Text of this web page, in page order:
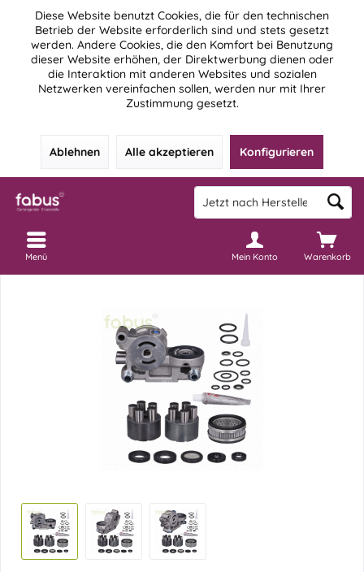
Diese Website benutzt Cookies, die für den technischen
Betrieb der Website erforderlich sind und stets gesetzt
werden. Andere Cookies, die den Komfort bei Benutzung
dieser Website erhöhen, der Direktwerbung dienen oder
die Interaktion mit anderen Websites und sozialen
Netzwerken vereinfachen sollen, werden nur mit Ihrer
Zustimmung gesetzt.
Ablehnen Alle akzeptieren Konfigurieren
Warenkorb
Mein Konto
Menü